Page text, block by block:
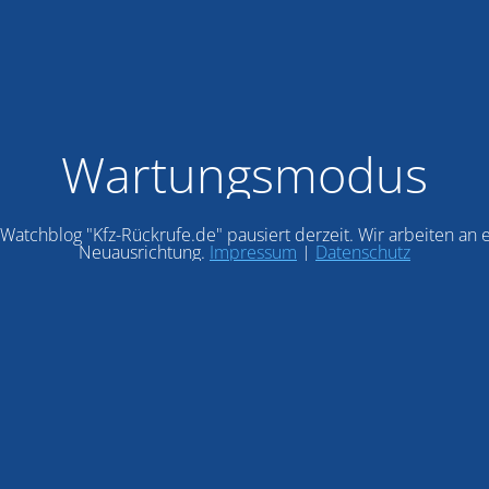
Wartungsmodus
"Kfz-Rückrufe.de" pausiert derzeit. Wir arbeiten an
Neuausrichtung. Impressum | Datenschutz